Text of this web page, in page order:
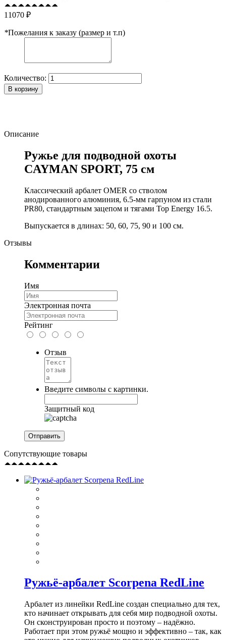
11070 ₽
*Пожелания к заказу (размер и т.п)
Количество:
В корзину
Описание
Ружье для подводной охоты
CAYMAN SPORT, 75 см
Классический арбалет OMER со стволом
анодированного алюминия, 6.5-мм гарпуном из стали
PR80, стандартным зацепом и тягами Top Energy 16.5.
Выпускается в длинах: 50, 60, 75, 90 и 100 см.
Отзывы
Комментарии
Имя
Электронная почта
Рейтинг
Отзыв
Введите символы с картинки.
Защитный код
Сопутствующие товары
Ружьё-арбалет Scorpena RedLine
Арбалет из линейки RedLine создан специально для тех,
кто начинает открывать для себя мир подводной охоты.
Он сконструирован просто и поэтому – надёжно.
Работает при этом ружьё мощно и эффективно – так, как